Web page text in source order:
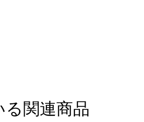
る関連商品